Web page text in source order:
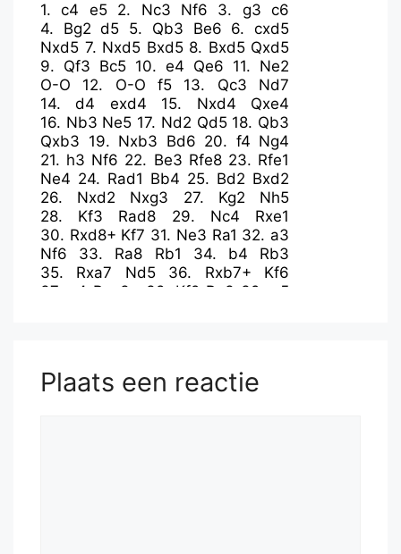
1.c4 e5 2. Nc3 Nf6 3. g3 c6
4. Bg2 d5 5. Qb3 Be6 6.cxd5
Nxd5 7. Nxd5 Bxd5 8. Bxd5 Qxd5
9. Qf3 Bc5 10. e4 Qe6 11. Ne2
O-O
12. O-O f5 13. Qc3
Nd7
14.d4 exd4 15. Nxd4
Qxe4
16. Nb3 Ne5 17. Nd2 Qd5 18. Qb3
Qxb3 19. Nxb3 Bd6 20. f4 Ng4
21. h3 Nf6 22. Be3 Rfe8 23. Rfe1
Ne4 24. Rad1 Bb4 25. Bd2 Bxd2
26. Nxd2 Nxg3 27. Kg2
Nh5
28. Kf3 Rad8 29. Nc4
Rxe1
30. Rxd8+ Kf7 31. Ne3 Ra1 32. a3
Nf6
33. Ra8 Rb1 34. b4
Rb3
35. Rxa7 Nd5 36. Rxb7+
Kf6
37.
a4 Rxe3+ 38. Kf2 Ra3 39.
a5
Plaats een reactie